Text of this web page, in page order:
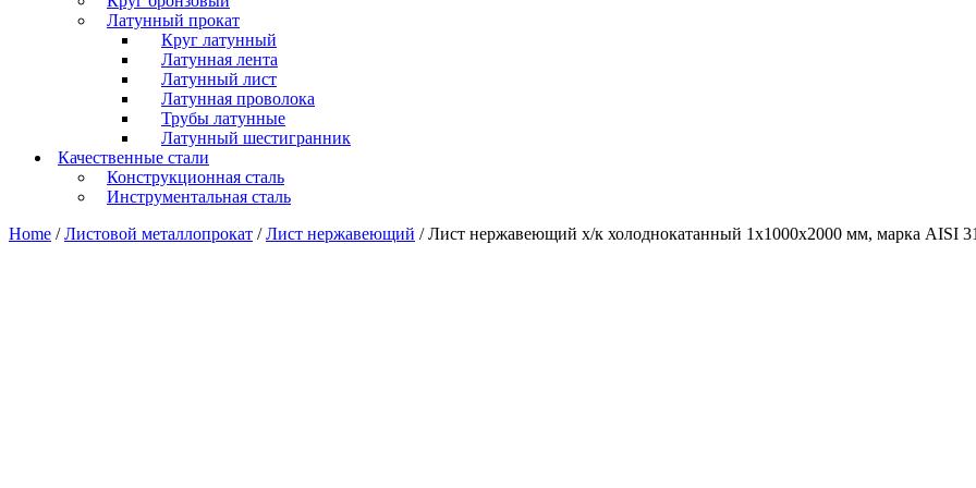
Латунный прокат
Круг латунный
Латунная лента
Латунный лист
Латунная проволока
Трубы латунные
Латунный шестигранник
Качественные стали
Конструкционная сталь
Инструментальная сталь
Home /Листовой металлопрокат /Лист нержавеющий / Лист нержавеющий х/к холоднокатанный 1х1000х2000 мм, марка AISI